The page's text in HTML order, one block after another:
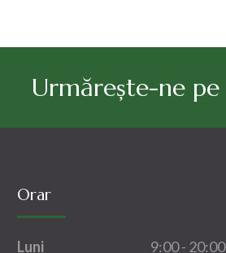
Urmărește-ne pe
Orar
Luni
9:00 - 20:00